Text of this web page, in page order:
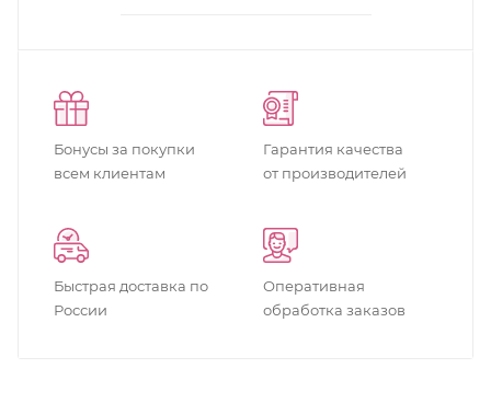
Бонусы за покупки
всем клиентам
Гарантия качества
от производителей
Быстрая доставка по
России
Оперативная
обработка заказов